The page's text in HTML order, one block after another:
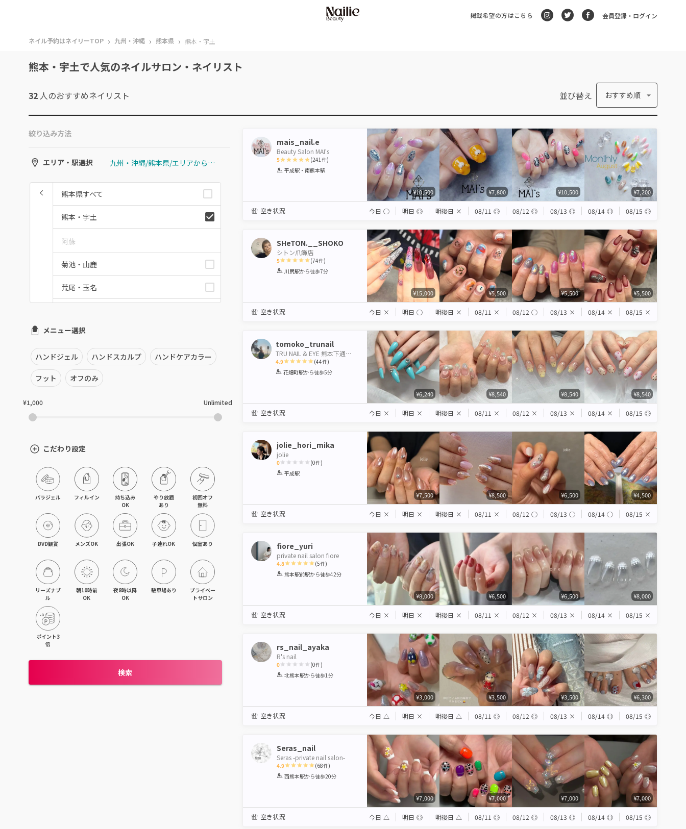
掲載希望の方はこちら 会員登録・ログイン
ネイル予約はネイリーTOP › 九州・沖縄 › 熊本県 › 熊本・宇土
熊本・宇土で人気のネイルサロン・ネイリスト
32 人のおすすめネイリスト 並び替え おすすめ順
絞り込み方法
エリア・駅選択 九州・沖縄/熊本県/エリアから選ぶ/熊本・宇土
熊本県すべて
熊本・宇土
阿蘇
菊池・山鹿
荒尾・玉名
熊本県その他
メニュー選択
ハンドジェル ハンドスカルプ ハンドケアカラー
フット オフのみ
¥1,000 Unlimited
こだわり設定
パラジェル フィルイン
持ち込み
OK
やり放題
あり
初回オフ
無料
DVD観賞 メンズOK 出張OK 子連れOK 個室あり
リーズナブ
ル
朝10時前
OK
夜8時以降
OK
駐車場あり
プライベー
トサロン
ポイント3
倍
検索
mais_nail.e
Beauty Salon MAI's
5
1 2 3 4
5
(241件)
平成駅・南熊本駅
¥10,500 ¥7,800 ¥10,500 ¥7,200
空き状況 今日 ◯ 明日 ◎ 明後日 × 08/11 ◎ 08/12 ◎ 08/13 ◎ 08/14 ◎ 08/15 ◎
SHeTON.__SHOKO
シトン爪飾店
5
1 2 3 4 5
(74件)
川尻駅から徒歩7分
¥15,000 ¥5,500 ¥5,500 ¥5,500
空き状況 今日 × 明日 ◯ 明後日 × 08/11 × 08/12 ◯ 08/13 × 08/14 × 08/15 ×
tomoko_trunail
TRU NAIL & EYE 熊本下通り店 【トゥルーネイル＆アイ】
4.9
1 2 3 4 5
(44件)
花畑町駅から徒歩5分
¥6,240 ¥8,540 ¥8,540 ¥8,540
空き状況 今日 × 明日 × 明後日 × 08/11 × 08/12 × 08/13 × 08/14 × 08/15 ◎
jolie_hori_mika
jolie
0
1 2 3 4
(0件)
平成駅
¥7,500 ¥8,500 ¥6,500 ¥4,500
空き状況 今日 × 明日 × 明後日 × 08/11 × 08/12 ◯ 08/13 ◯ 08/14 ◯ 08/15 ×
fiore_yuri
private nail salon fiore
4.8
1 2 3 4 5
(5件)
熊本駅前駅から徒歩42分
¥8,000 ¥6,500 ¥6,500 ¥8,000
空き状況 今日 × 明日 × 明後日 × 08/11 × 08/12 × 08/13 × 08/14 × 08/15 ×
rs_nail_ayaka
R's nail
0
1 2 3 4 5
(0件)
北熊本駅から徒歩1分
¥3,000 ¥3,500 ¥3,500 ¥6,300
空き状況 今日 △ 明日 × 明後日 △ 08/11 ◎ 08/12 ◎ 08/13 × 08/14 ◎ 08/15 ◎
Seras_nail
Seras -private nail salon-
4.9
1 2 3 4 5
(68件)
西熊本駅から徒歩20分
¥7,000 ¥7,000 ¥7,000 ¥7,000
空き状況 今日 △ 明日 ◎ 明後日 △ 08/11 ◎ 08/12 ◎ 08/13 ◎ 08/14 ◎ 08/15 ◎